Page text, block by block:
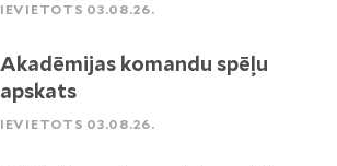
IEVIETOTS 03.08.26.
Akadēmijas komandu spēļu
apskats
IEVIETOTS 03.08.26.